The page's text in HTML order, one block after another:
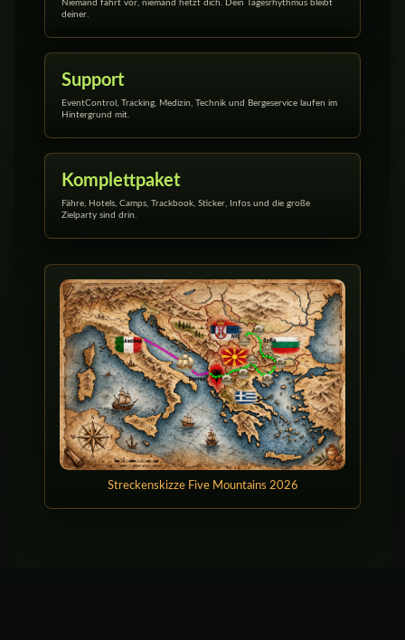
Niemand fährt vor, niemand hetzt dich. Dein Tagesrhythmus bleibt
deiner.
Support
EventControl, Tracking, Medizin, Technik und Bergeservice laufen im
Hintergrund mit.
Komplettpaket
Fähre, Hotels, Camps, Trackbook, Sticker, Infos und die große
Zielparty sind drin.
Streckenskizze Five Mountains 2026